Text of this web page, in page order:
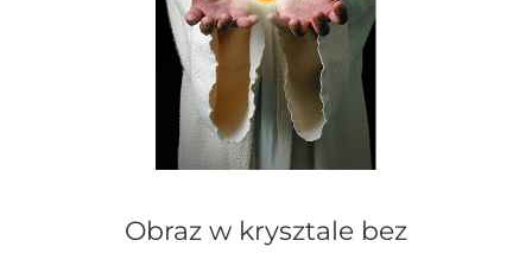
Obraz w krysztale bez